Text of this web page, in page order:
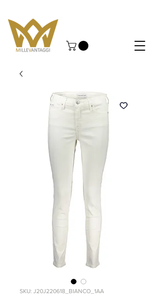
SKU: J20J220618_BIANCO_1AA